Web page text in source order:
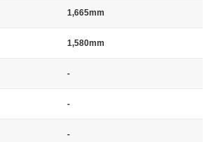
1,665mm
1,580mm
-
-
-